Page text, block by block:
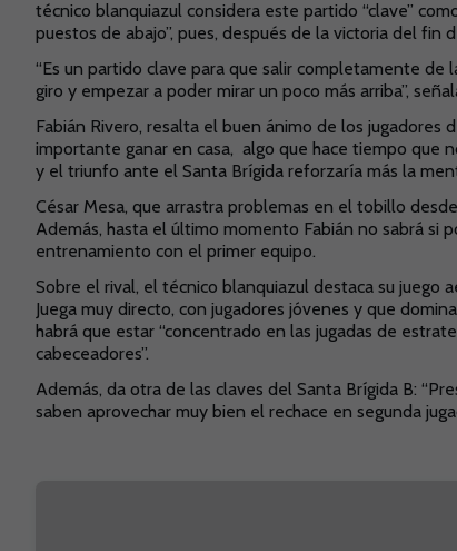
técnico blanquiazul considera este partido “clave”
puestos de abajo”, pues, después de la victoria del fin
“Es un partido clave para que salir completamente de
giro y empezar a poder mirar un poco más arriba”,
Fabián Rivero, resalta el buen ánimo de los jugadores
importante ganar en casa, algo que hace tiempo que
y el triunfo ante el Santa Brígida reforzaría más la
César Mesa, que arrastra problemas en el tobillo
Además, hasta el último momento Fabián no sabrá si
entrenamiento con el primer equipo.
Sobre el rival, el técnico blanquiazul destaca su juego
Juega muy directo, con jugadores jóvenes y que
habrá que estar “concentrado en las jugadas de
cabeceadores”.
Además, da otra de las claves del Santa Brígida B:
saben aprovechar muy bien el rechace en segunda